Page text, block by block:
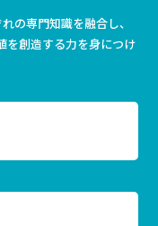
の専⾨知識を融合し、
を創造する⼒を⾝につけ